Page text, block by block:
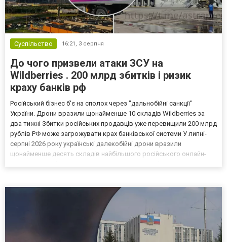
Суспільство 16:21, 3 серпня
До чого призвели атаки ЗСУ на
Wildberries . 200 млрд збитків і ризик
краху банків рф
Російський бізнес б'є на сполох через "дальнобійні санкції"
України. Дрони вразили щонайменше 10 складів Wildberries за
два тижні Збитки російських продавців уже перевищили 200 млрд
рублів РФ може загрожувати крах банківської системи У липні-
серпні 2026 року українські далекобійні дрони вразили
щонайменше десять складів найбільшого російського онлайн-